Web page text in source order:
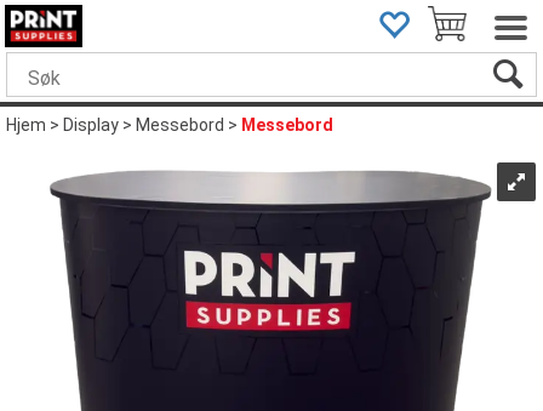
Hjem>Display>Messebord> Messebord